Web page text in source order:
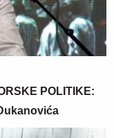
POLITIKE: